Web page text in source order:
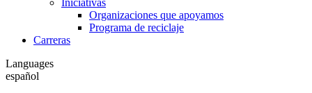
Iniciativas
Organizaciones que apoyamos
Programa de reciclaje
Carreras
Languages
español